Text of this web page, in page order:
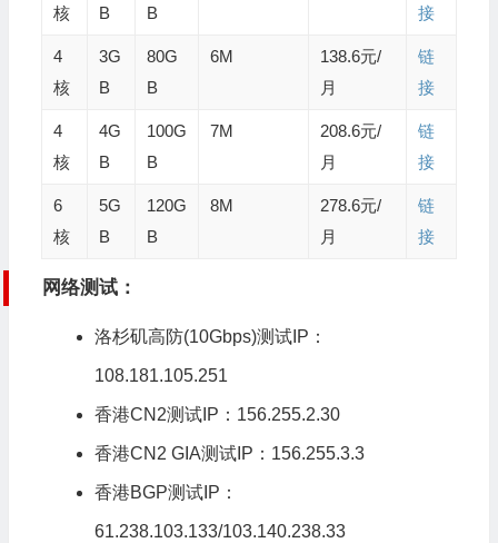
核
B
B
接
4
核
3G
B
80G
B
6M
138.6元/
月
链
接
4
核
4G
B
100G
B
7M
208.6元/
月
链
接
6
核
5G
B
120G
B
8M
278.6元/
月
链
接
网络测试：
洛杉矶高防(10Gbps)测试IP：
108.181.105.251
香港CN2测试IP：156.255.2.30
香港CN2 GIA测试IP：156.255.3.3
香港BGP测试IP：
61.238.103.133/103.140.238.33